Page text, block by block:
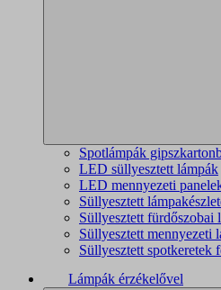
Spotlámpák
LED süllyesztett lámpák
LED mennyezeti
Süllyesztett
Süllyesztett fürdőszobai
Süllyesztett mennyezeti
Süllyesztett spotkeretek
Lámpák érzékelővel